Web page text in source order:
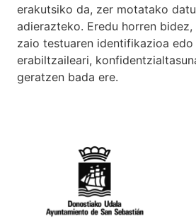
erakutsiko da, zer motatako
adierazteko. Eredu horren
zaio testuaren identifikazioa edo
erabiltzaileari,
geratzen bada ere.